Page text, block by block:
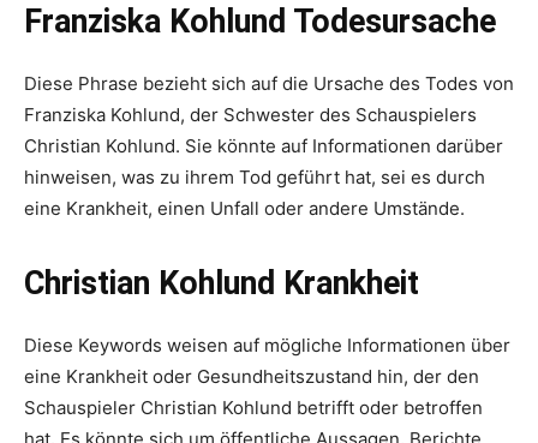
Franziska Kohlund Todesursache
Diese Phrase bezieht sich auf die Ursache des Todes von
Franziska Kohlund, der Schwester des Schauspielers
Christian Kohlund. Sie könnte auf Informationen darüber
hinweisen, was zu ihrem Tod geführt hat, sei es durch
eine Krankheit, einen Unfall oder andere Umstände.
Christian Kohlund Krankheit
Diese Keywords weisen auf mögliche Informationen über
eine Krankheit oder Gesundheitszustand hin, der den
Schauspieler Christian Kohlund betrifft oder betroffen